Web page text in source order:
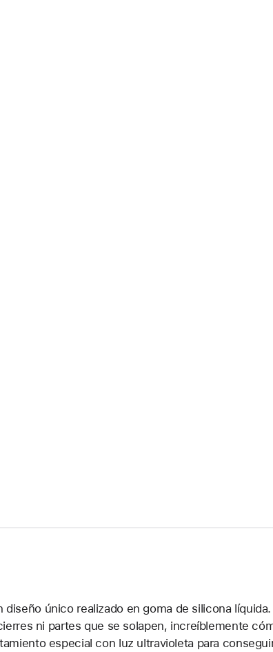
diseño único realizado en goma de silicona
ni partes que se solapen, increíblemente
especial con luz ultravioleta para